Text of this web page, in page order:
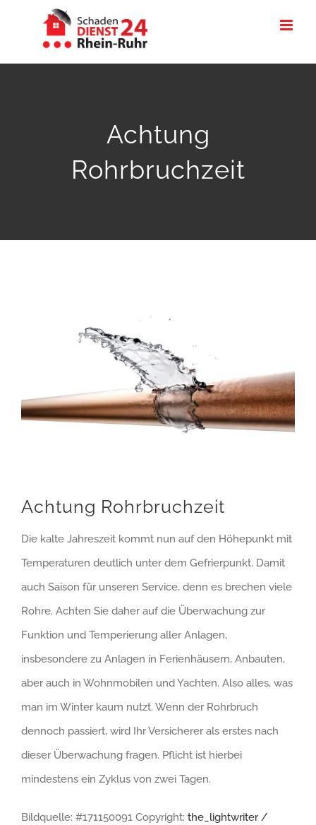
Achtung
Rohrbruchzeit
Achtung Rohrbruchzeit
Die kalte Jahreszeit kommt nun auf den Höhepunkt mit
Temperaturen deutlich unter dem Gefrierpunkt. Damit
auch Saison für unseren Service, denn es brechen viele
Rohre. Achten Sie daher auf die Überwachung zur
Funktion und Temperierung aller Anlagen,
insbesondere zu Anlagen in Ferienhäusern, Anbauten,
aber auch in Wohnmobilen und Yachten. Also alles, was
man im Winter kaum nutzt. Wenn der Rohrbruch
dennoch passiert, wird Ihr Versicherer als erstes nach
dieser Überwachung fragen. Pflicht ist hierbei
mindestens ein Zyklus von zwei Tagen.
Bildquelle: #171150091 Copyright: the_lightwriter /